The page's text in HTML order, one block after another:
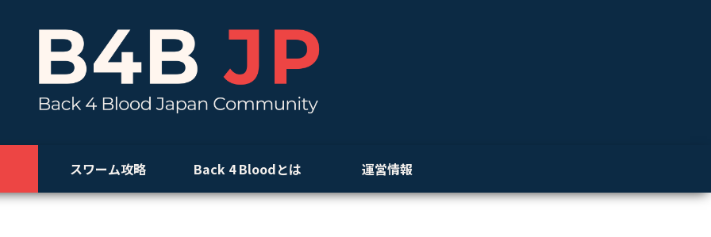
スワーム攻略 Back 4 Bloodとは 運営情報